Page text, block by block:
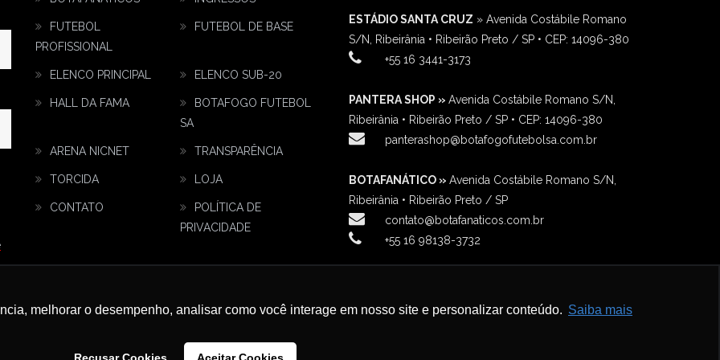
melhorar o desempenho, analisar como você interage em nosso site e personalizar conteúdo. Saiba mais
FUTEBOL
PROFISSIONAL
FUTEBOL DE BASE
ELENCO PRINCIPAL ELENCO SUB-20
HALL DA FAMA
BOTAFOGO FUTEBOL
SA
ARENA NICNET TRANSPARÊNCIA
TORCIDA LOJA
CONTATO
POLÍTICA DE
PRIVACIDADE
ESTÁDIO SANTA CRUZ » Avenida Costábile Romano
S/N, Ribeirânia • Ribeirão Preto / SP • CEP: 14096-380
‎+55 16 3441-3173
PANTERA SHOP » Avenida Costábile Romano S/N,
Ribeirânia • Ribeirão Preto / SP • CEP: 14096-380
panterashop@botafogofutebolsa.com.br
BOTAFANÁTICO » Avenida Costábile Romano S/N,
Ribeirânia • Ribeirão Preto / SP
contato@botafanaticos.com.br
+55 16 98138-3732